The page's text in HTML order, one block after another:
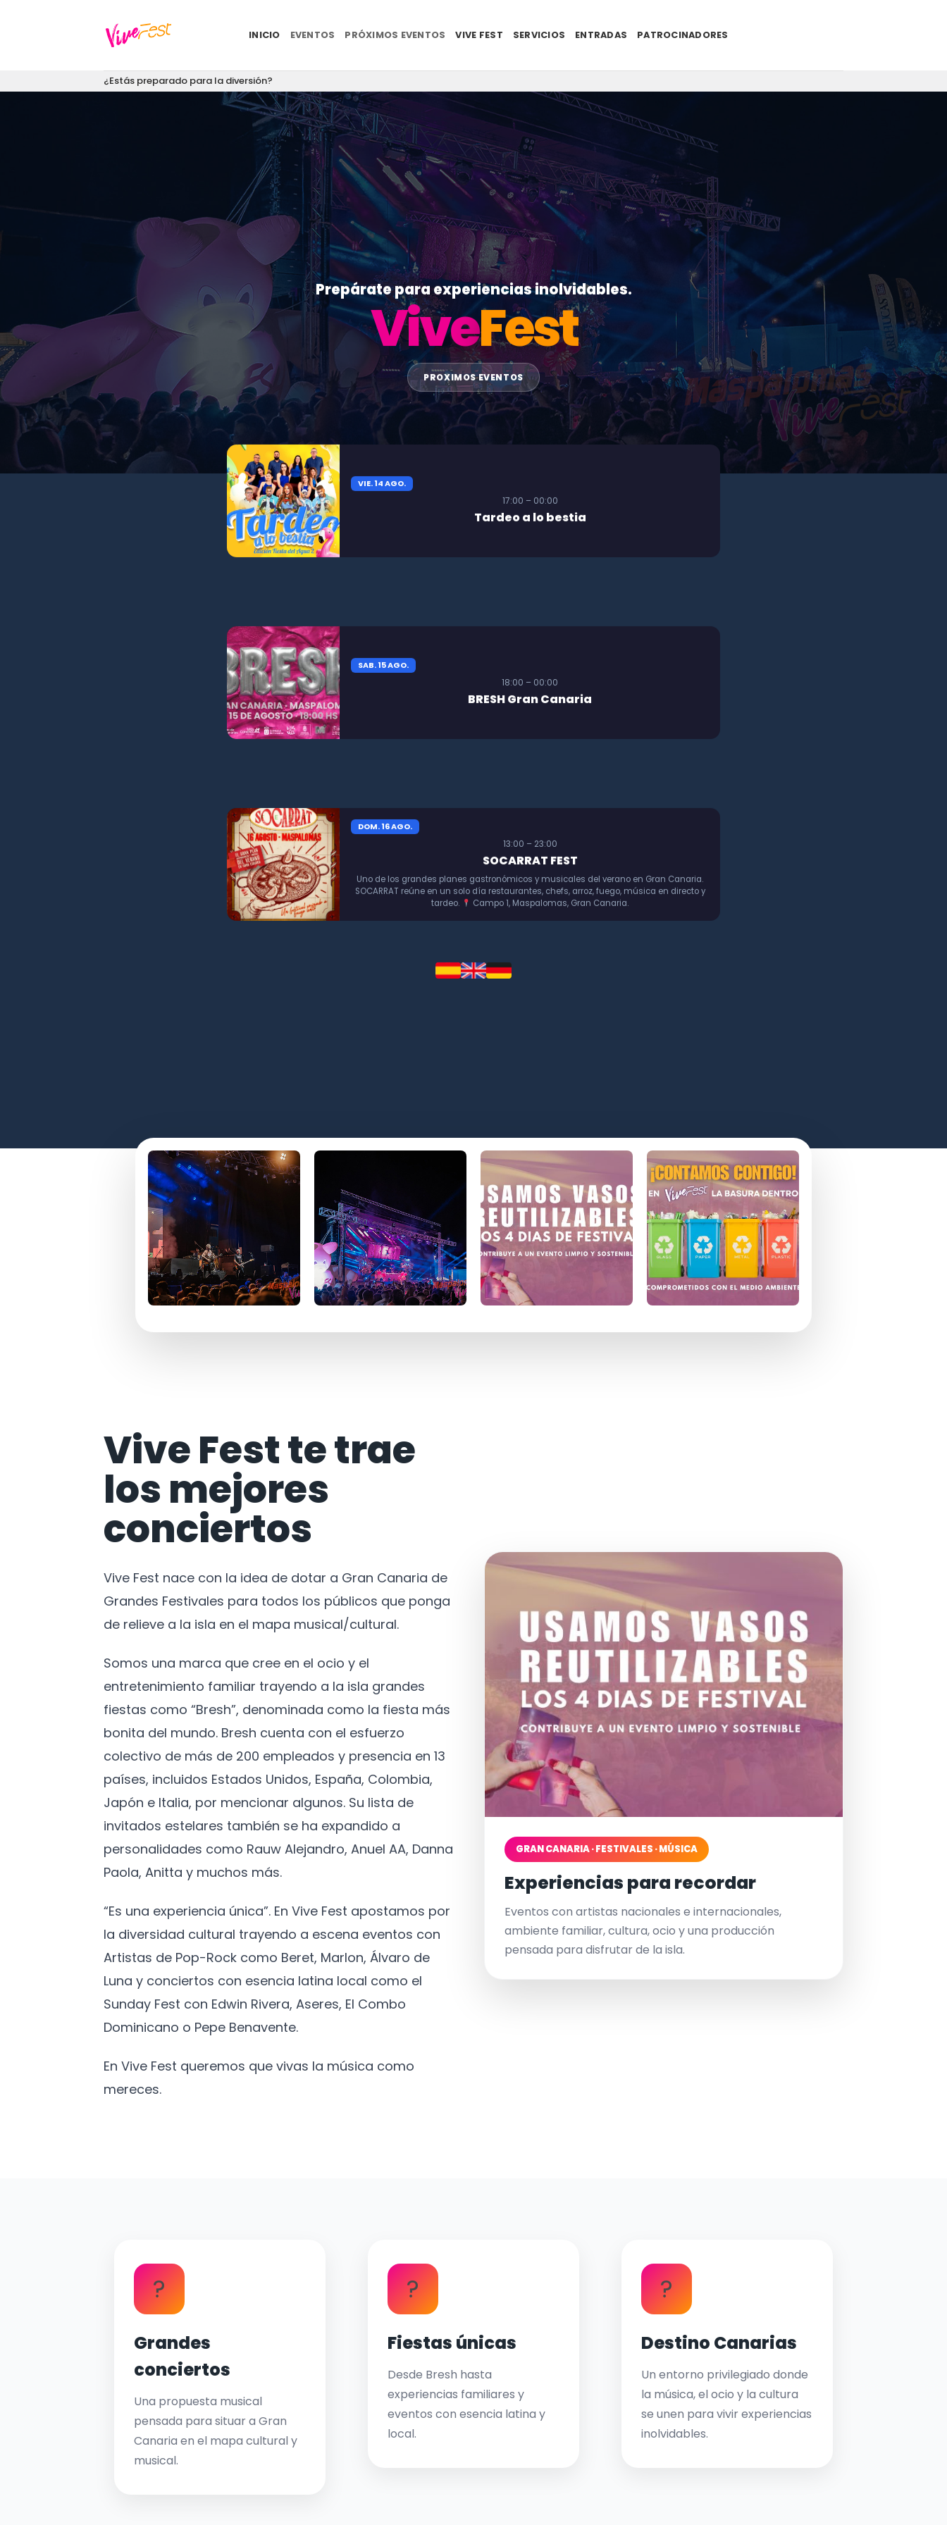
INICIO EVENTOS PRÓXIMOS EVENTOS VIVE FEST SERVICIOS ENTRADAS PATROCINADORES
¿Estás preparado para la diversión?
Prepárate para experiencias inolvidables.
ViveFest
PROXIMOS EVENTOS
VIE. 14 AGO.
17:00 – 00:00
Tardeo a lo bestia
SAB. 15 AGO.
18:00 – 00:00
BRESH Gran Canaria
DOM. 16 AGO.
13:00 – 23:00
SOCARRAT FEST
Uno de los grandes planes gastronómicos y musicales del verano en Gran Canaria.
SOCARRAT reúne en un solo día restaurantes, chefs, arroz, fuego, música en directo y
tardeo.
Campo 1, Maspalomas, Gran Canaria.
Vive Fest te trae
los mejores
conciertos
Vive Fest nace con la idea de dotar a Gran Canaria de
Grandes Festivales para todos los públicos que ponga
de relieve a la isla en el mapa musical/cultural.
Somos una marca que cree en el ocio y el
entretenimiento familiar trayendo a la isla grandes
fiestas como “Bresh”, denominada como la fiesta más
bonita del mundo. Bresh cuenta con el esfuerzo
colectivo de más de 200 empleados y presencia en 13
países, incluidos Estados Unidos, España, Colombia,
Japón e Italia, por mencionar algunos. Su lista de
invitados estelares también se ha expandido a
personalidades como Rauw Alejandro, Anuel AA, Danna
Paola, Anitta y muchos más.
“Es una experiencia única”. En Vive Fest apostamos por
la diversidad cultural trayendo a escena eventos con
Artistas de Pop-Rock como Beret, Marlon, Álvaro de
Luna y conciertos con esencia latina local como el
Sunday Fest con Edwin Rivera, Aseres, El Combo
Dominicano o Pepe Benavente.
En Vive Fest queremos que vivas la música como
mereces.
GRAN CANARIA · FESTIVALES · MÚSICA
Experiencias para recordar
Eventos con artistas nacionales e internacionales,
ambiente familiar, cultura, ocio y una producción
pensada para disfrutar de la isla.
?
Grandes
conciertos
Una propuesta musical
pensada para situar a Gran
Canaria en el mapa cultural y
musical.
?
Fiestas únicas
Desde Bresh hasta
experiencias familiares y
eventos con esencia latina y
local.
?
Destino Canarias
Un entorno privilegiado donde
la música, el ocio y la cultura
se unen para vivir experiencias
inolvidables.